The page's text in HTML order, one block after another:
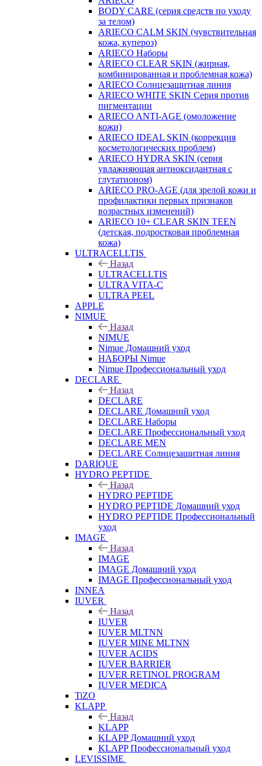
BODY CARE (серия средств по уходу
за телом)
ARIECO CALM SKIN (чувствительная
кожа, купероз)
ARIECO Наборы
ARIECO CLEAR SKIN (жирная,
комбинированная и проблемная кожа)
ARIECO Солнцезащитная линия
ARIECO WHITE SKIN Серия против
пигментации
ARIECO ANTI-AGE (омоложение
кожи)
ARIECO IDEAL SKIN (коррекция
косметологических проблем)
ARIECO HYDRA SKIN (серия
увлажняющая антиоксидантная с
глутатионом)
ARIECO PRO-AGE (для зрелой кожи и
профилактики первых признаков
возрастных изменений)
ARIECO 10+ CLEAR SKIN TEEN
(детская, подростковая проблемная
кожа)
ULTRACELLTIS
Назад
ULTRACELLTIS
ULTRA VITA-C
ULTRA PEEL
APPLE
NIMUE
Назад
NIMUE
Nimue Домашний уход
НАБОРЫ Nimue
Nimue Профессиональный уход
DECLARE
Назад
DECLARE
DECLARE Домашний уход
DECLARE Наборы
DECLARE Профессиональный уход
DECLARE MEN
DECLARE Солнцезащитная линия
DARIQUE
HYDRO PEPTIDE
Назад
HYDRO PEPTIDE
HYDRO PEPTIDE Домашний уход
HYDRO PEPTIDE Профессиональный
уход
IMAGE
Назад
IMAGE
IMAGE Домашний уход
IMAGE Профессиональный уход
INNEA
IUVER
Назад
IUVER
IUVER MLTNN
IUVER MINE MLTNN
IUVER ACIDS
IUVER BARRIER
IUVER RETINOL PROGRAM
IUVER MEDICA
TiZO
KLAPP
Назад
KLAPP
KLAPP Домашний уход
KLAPP Профессиональный уход
LEVISSIME